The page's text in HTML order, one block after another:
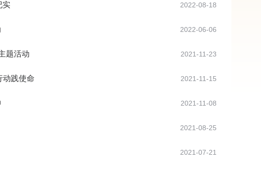
实 2022-08-18
2022-06-06
题活动 2021-11-23
践使命 2021-11-15
2021-11-08
2021-08-25
2021-07-21